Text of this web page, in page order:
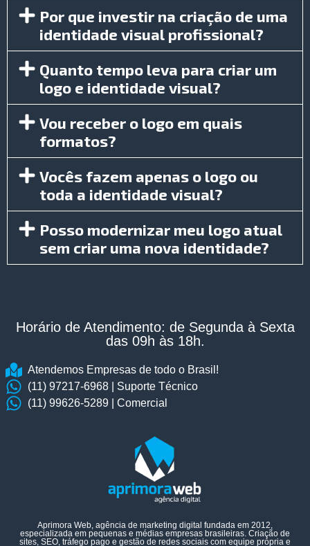
Por que investir na criação de uma
identidade visual profissional?
Quanto tempo leva para criar um
logo e identidade visual?
Vou receber o logo em quais
formatos?
Vocês fazem apenas o logo ou
toda a identidade visual?
Posso modernizar meu logo atual
sem criar uma nova identidade?
Horário de Atendimento: de Segunda à Sexta
das 09h às 18h.​
Atendemos Empresas de todo o Brasil!
(11) 97217-6968 | Suporte Técnico
(11) 99626-5289 | Comercial
Aprimora Web, agência de marketing digital fundada em 2012,
especializada em pequenas e médias empresas brasileiras. Criação de
sites, SEO, tráfego pago e gestão de redes sociais com equipe própria e